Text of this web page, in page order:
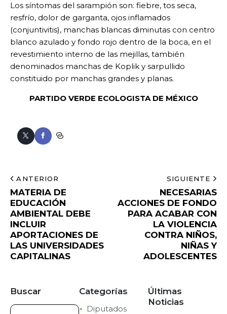
Los síntomas del sarampión son: fiebre, tos seca,
resfrío, dolor de garganta, ojos inflamados
(conjuntivitis), manchas blancas diminutas con centro
blanco azulado y fondo rojo dentro de la boca, en el
revestimiento interno de las mejillas, también
denominados manchas de Koplik y sarpullido
constituido por manchas grandes y planas.
PARTIDO VERDE ECOLOGISTA DE MÉXICO
ANTERIOR
MATERIA DE
EDUCACIÓN
AMBIENTAL DEBE
INCLUIR
APORTACIONES DE
LAS UNIVERSIDADES
CAPITALINAS
SIGUIENTE
NECESARIAS
ACCIONES DE FONDO
PARA ACABAR CON
LA VIOLENCIA
CONTRA NIÑOS,
NIÑAS Y
ADOLESCENTES
Buscar Categorías
Diputados
Últimas
Noticias